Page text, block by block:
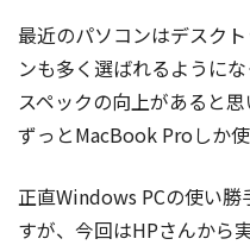
最近のパソコンはデスク
ンも多く選ばれるように
スペックの向上があると
ずっとMacBook Proしか使
正直Windows PCの使い
すが、今回はHPさんから